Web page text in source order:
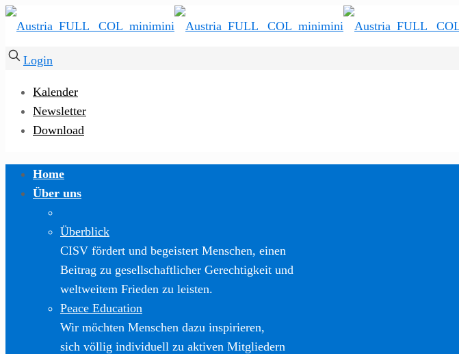
Login
Kalender
Newsletter
Download
Home
Über uns
Überblick
CISV fördert und begeistert Menschen, einen
Beitrag zu gesellschaftlicher Gerechtigkeit und
weltweitem Frieden zu leisten.
Peace Education
Wir möchten Menschen dazu inspirieren,
sich völlig individuell zu aktiven Mitgliedern